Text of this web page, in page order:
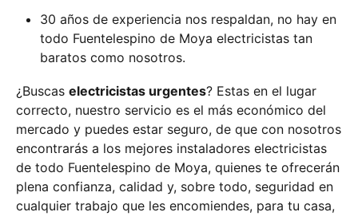
30 años de experiencia nos respaldan, no hay en
todo Fuentelespino de Moya electricistas tan
baratos como nosotros.
¿Buscas electricistas urgentes? Estas en el lugar
correcto, nuestro servicio es el más económico del
mercado y puedes estar seguro, de que con nosotros
encontrarás a los mejores instaladores electricistas
de todo Fuentelespino de Moya, quienes te ofrecerán
plena confianza, calidad y, sobre todo, seguridad en
cualquier trabajo que les encomiendes, para tu casa,